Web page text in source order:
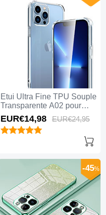
Etui Ultra Fine TPU Souple
Transparente A02 pour
Apple iPhone 15 Pro Max
Clair
EUR€14,98 EUR€24,95
-45%